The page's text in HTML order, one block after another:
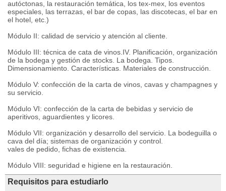
autóctonas, la restauración temática, los tex-mex, los eventos
especiales, las terrazas, el bar de copas, las discotecas, el bar en
el hotel, etc.)
Módulo II: calidad de servicio y atención al cliente.
Módulo III: técnica de cata de vinos.IV. Planificación, organización
de la bodega y gestión de stocks. La bodega. Tipos.
Dimensionamiento. Características. Materiales de construcción.
Módulo V: confección de la carta de vinos, cavas y champagnes y
su servicio.
Módulo VI: confección de la carta de bebidas y servicio de
aperitivos, aguardientes y licores.
Módulo VII: organización y desarrollo del servicio. La bodeguilla o
cava del día; sistemas de organización y control.
vales de pedido, fichas de existencia.
Módulo VIII: seguridad e higiene en la restauración.
Requisitos para estudiarlo